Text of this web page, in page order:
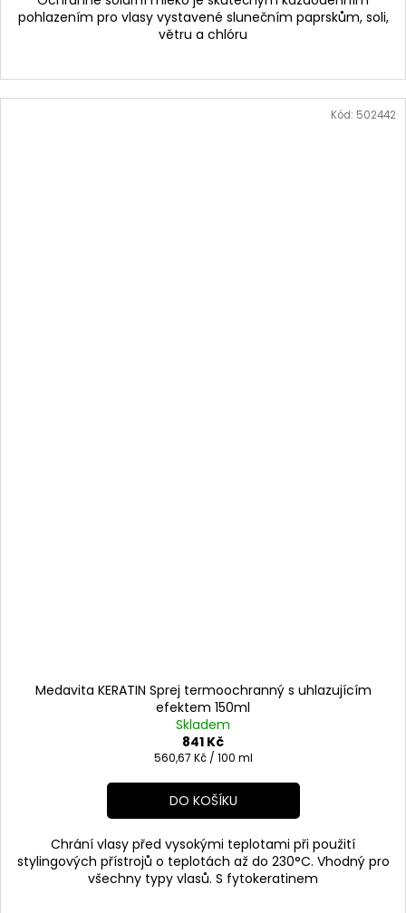
pohlazením pro vlasy vystavené slunečním paprskům, soli,
větru a chlóru
Medavita KERATIN Sprej termoochranný s uhlazujícím
efektem 150ml
Skladem
841 Kč
Měrná
560,67 Kč / 100 ml
DO KOŠÍKU
Chrání vlasy před vysokými teplotami při použití
stylingových přístrojů o teplotách až do 230°C. Vhodný pro
všechny typy vlasů. S fytokeratinem
Kód: 502442